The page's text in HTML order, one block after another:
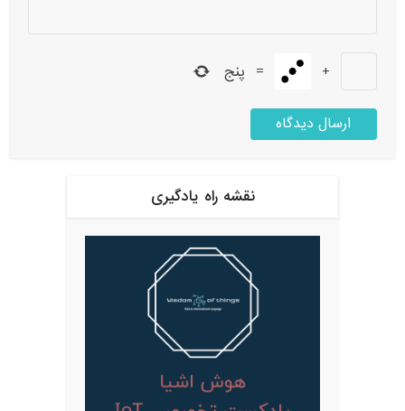
+
= پنج
نقشه راه یادگیری